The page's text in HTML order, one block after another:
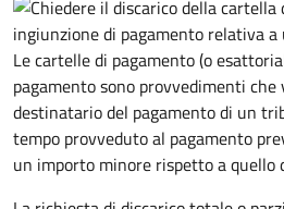
Le cartelle di pagamento (o
pagamento sono provvedimenti che
destinatario del pagamento di un
tempo provveduto al pagamento
un importo minore rispetto a quello